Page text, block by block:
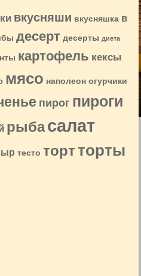
вкусняши вкусняшка в
десерт десерты диета
картофель кексы
мясо наполеон огурчики
пирог пироги
рыбасалат
тесто торт торты